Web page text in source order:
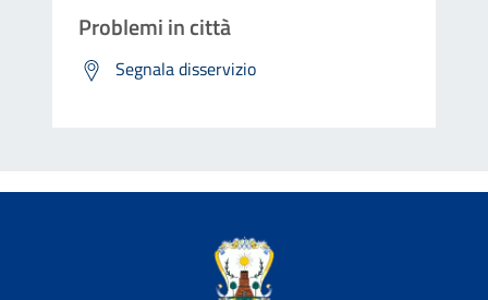
Problemi in città
Segnala disservizio